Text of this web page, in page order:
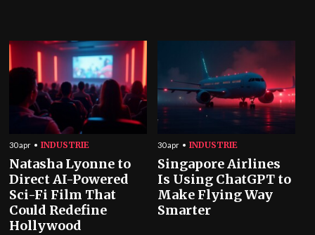
30 apr INDUSTRIE
Natasha Lyonne to
Direct AI-Powered
Sci-Fi Film That
Could Redefine
Hollywood
30 apr INDUSTRIE
Singapore Airlines
Is Using ChatGPT to
Make Flying Way
Smarter